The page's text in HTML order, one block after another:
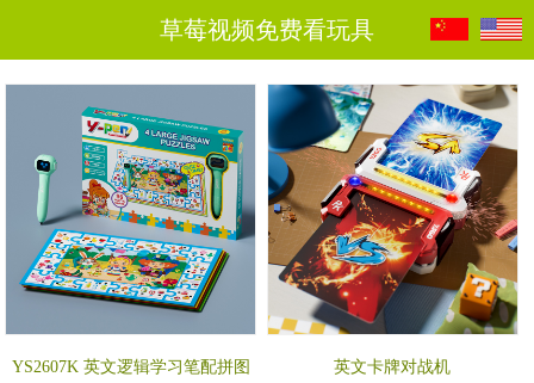
草莓视频免费看玩具
YS2607K 英文逻辑学习笔配拼图 英文卡牌对战机